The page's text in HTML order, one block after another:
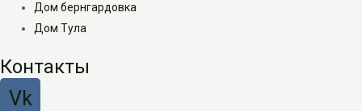
Дом бернгардовка
Дом Тула
Контакты
Vk